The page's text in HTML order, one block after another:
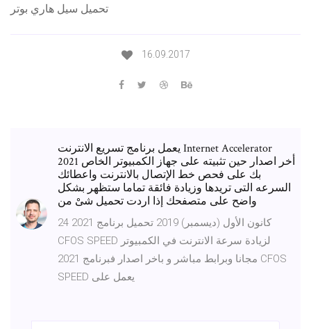
تحميل سيل هاري بوتر
16.09.2017
يعمل برنامج تسريع الانترنت Internet Accelerator
2021 أخر اصدار حين تثبيته على جهاز الكمبيوتر الخاص
بك على فحص خط الإتصال بالانترنت واعطائك
السرعه التى تريدها وزيادة فائقة تماما ستظهر بشكل
واضح على متصفحك إذا اردت تحميل شىْ من
24 كانون الأول (ديسمبر) 2019 تحميل برنامج 2021
CFOS SPEED لزيادة سرعة الانترنت في الكمبيوتر
مجانا وبرابط مباشر و باخر اصدار فبرنامج 2021 CFOS